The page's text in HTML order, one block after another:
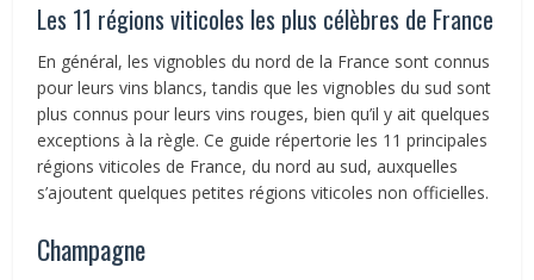
Les 11 régions viticoles les plus célèbres de France
En général, les vignobles du nord de la France sont connus
pour leurs vins blancs, tandis que les vignobles du sud sont
plus connus pour leurs vins rouges, bien qu’il y ait quelques
exceptions à la règle. Ce guide répertorie les 11 principales
régions viticoles de France, du nord au sud, auxquelles
s’ajoutent quelques petites régions viticoles non officielles.
Champagne